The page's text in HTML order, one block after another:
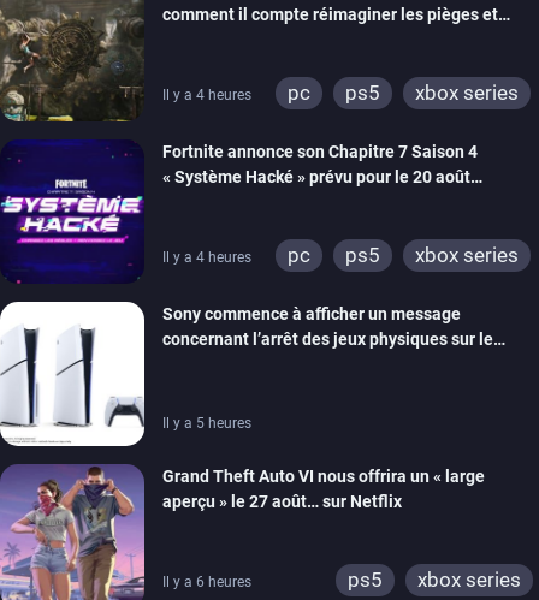
comment il compte réimaginer les pièges et
Il y a 4 heures pc ps5
xbox series
Fortnite annonce son Chapitre 7 Saison 4
« Système Hacké » prévu pour le 20 août
Il y a 4 heures pc ps5
xbox series
ps4
xbox one
switch 2
Sony commence à afficher un message
concernant l’arrêt des jeux physiques sur le
Il y a 5 heures
Grand Theft Auto VI nous offrira un « large
aperçu » le 27 août… sur Netflix
Il y a 6 heures ps5 xbox series